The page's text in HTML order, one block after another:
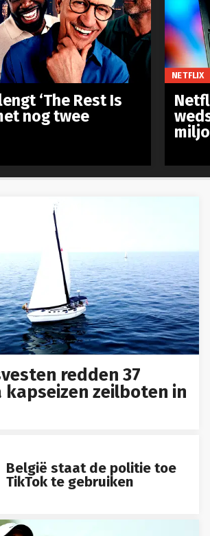
redden 37
kapseizen zeilboten in
België staat de politie toe
TikTok te gebruiken
‘The Rest Is
nog twee
NETFLIX